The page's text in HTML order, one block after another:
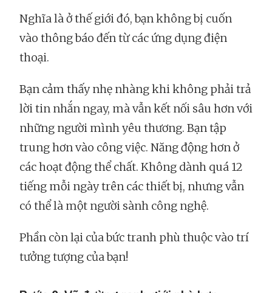
Nghĩa là ở thế giới đó, bạn không bị cuốn
vào thông báo đến từ các ứng dụng điện
thoại.
Bạn cảm thấy nhẹ nhàng khi không phải trả
lời tin nhắn ngay, mà vẫn kết nối sâu hơn với
những người mình yêu thương. Bạn tập
trung hơn vào công việc. Năng động hơn ở
các hoạt động thể chất. Không dành quá 12
tiếng mỗi ngày trên các thiết bị, nhưng vẫn
có thể là một người sành công nghệ.
Phần còn lại của bức tranh phù thuộc vào trí
tưởng tượng của bạn!